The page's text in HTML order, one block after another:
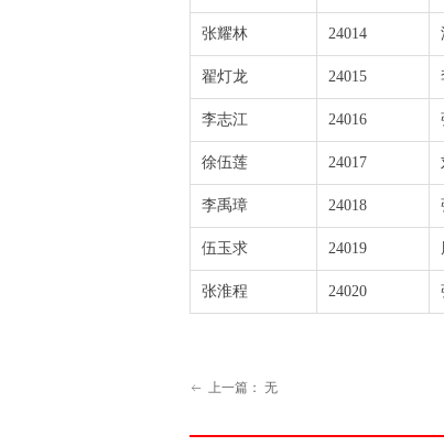
张耀林 24014
翟灯龙 24015
李志江 24016
徐伍莲 24017
李禹璋 24018
伍玉求 24019
张淮程 24020
ꂃ 上一篇： 无